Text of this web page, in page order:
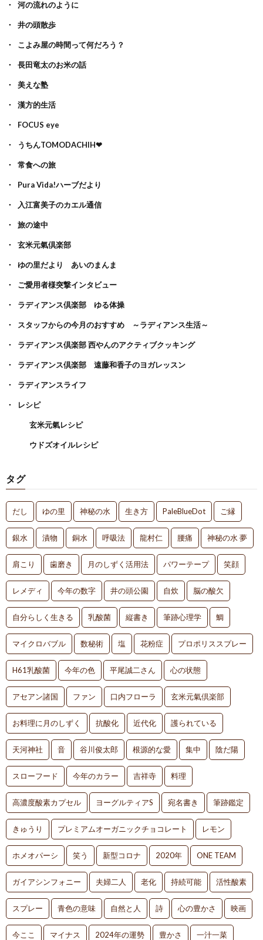
河の流れのように
井の頭散歩
こよみ屋の時間って何だろう？
長田竜太のお米の話
美えな塾
漢方的生活
FOCUS eye
うちんTOMODACHIH❤
常食への旅
Pura Vida!ハーブだより
入江富美子のカエル通信
旅の途中
玄米元氣倶楽部
ゆの里だより あいのまんま
ご愛用者様突撃インタビュー
ラディアンス倶楽部 ゆる体操
スタッフからの今月のおすすめ ～ラディアンス生活～
ラディアンス倶楽部 西やんのアクティブクッキング
ラディアンス倶楽部 遠藤和香子のヨガレッスン
ラディアンスライフ
レシピ
玄米元氣レシピ
ウドズオイルレシピ
タグ
だし ゆの里 神秘の水 生き方 PaleBlueDot ご縁
銀水 漬物 銅水 呼吸法 龍村仁 腰痛 神秘の水 夢
肩こり 歯磨き 月のしずく活用法 パワーテープ 笑顔
レメディ 今年の数字 井の頭公園 自炊 脳の酸欠
自分らしく生きる 乳酸菌 縦書き 筆跡心理学 鯛
マイクロバブル 数秘術 塩 花粉症 プロポリススプレー
H61乳酸菌 今年の色 平尾誠二さん 心の状態
アセアン諸国 ファン 口内フローラ 玄米元氣倶楽部
お料理に月のしずく 抗酸化 近代化 護られている
天河神社 音 谷川俊太郎 根源的な愛 集中 陰だ陽
スローフード 今年のカラー 吉祥寺 料理
高濃度酸素カプセル ヨーグルティアS 宛名書き 筆跡鑑定
きゅうり プレミアムオーガニックチョコレート レモン
ホメオパーシ 笑う 新型コロナ 2020年 ONE TEAM
ガイアシンフォニー 夫婦二人 老化 持続可能 活性酸素
スプレー 青色の意味 自然と人 詩 心の豊かさ 映画
今ここ マイナス 2024年の運勢 豊かさ 一汁一菜